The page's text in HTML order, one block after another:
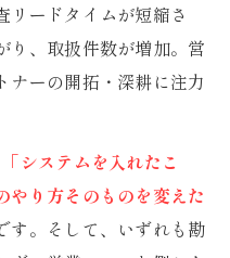
リードタイムが短縮さ
り、取扱件数が増加。営
ナーの開拓・深耕に注力
「システムを入れたこ
やり方そのものを変えた
す。そして、いずれも勘